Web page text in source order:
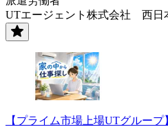
UTエージェント株式会社 西日
【プライム市場上場UTグルー